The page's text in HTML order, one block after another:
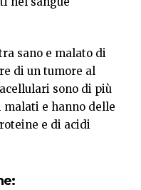
sano e malato di
di un tumore al
sono di più
e hanno delle
e di acidi